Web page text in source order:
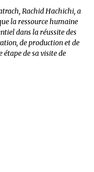
Rachid Hachichi, a
la ressource humaine
dans la réussite des
de production et de
de sa visite de